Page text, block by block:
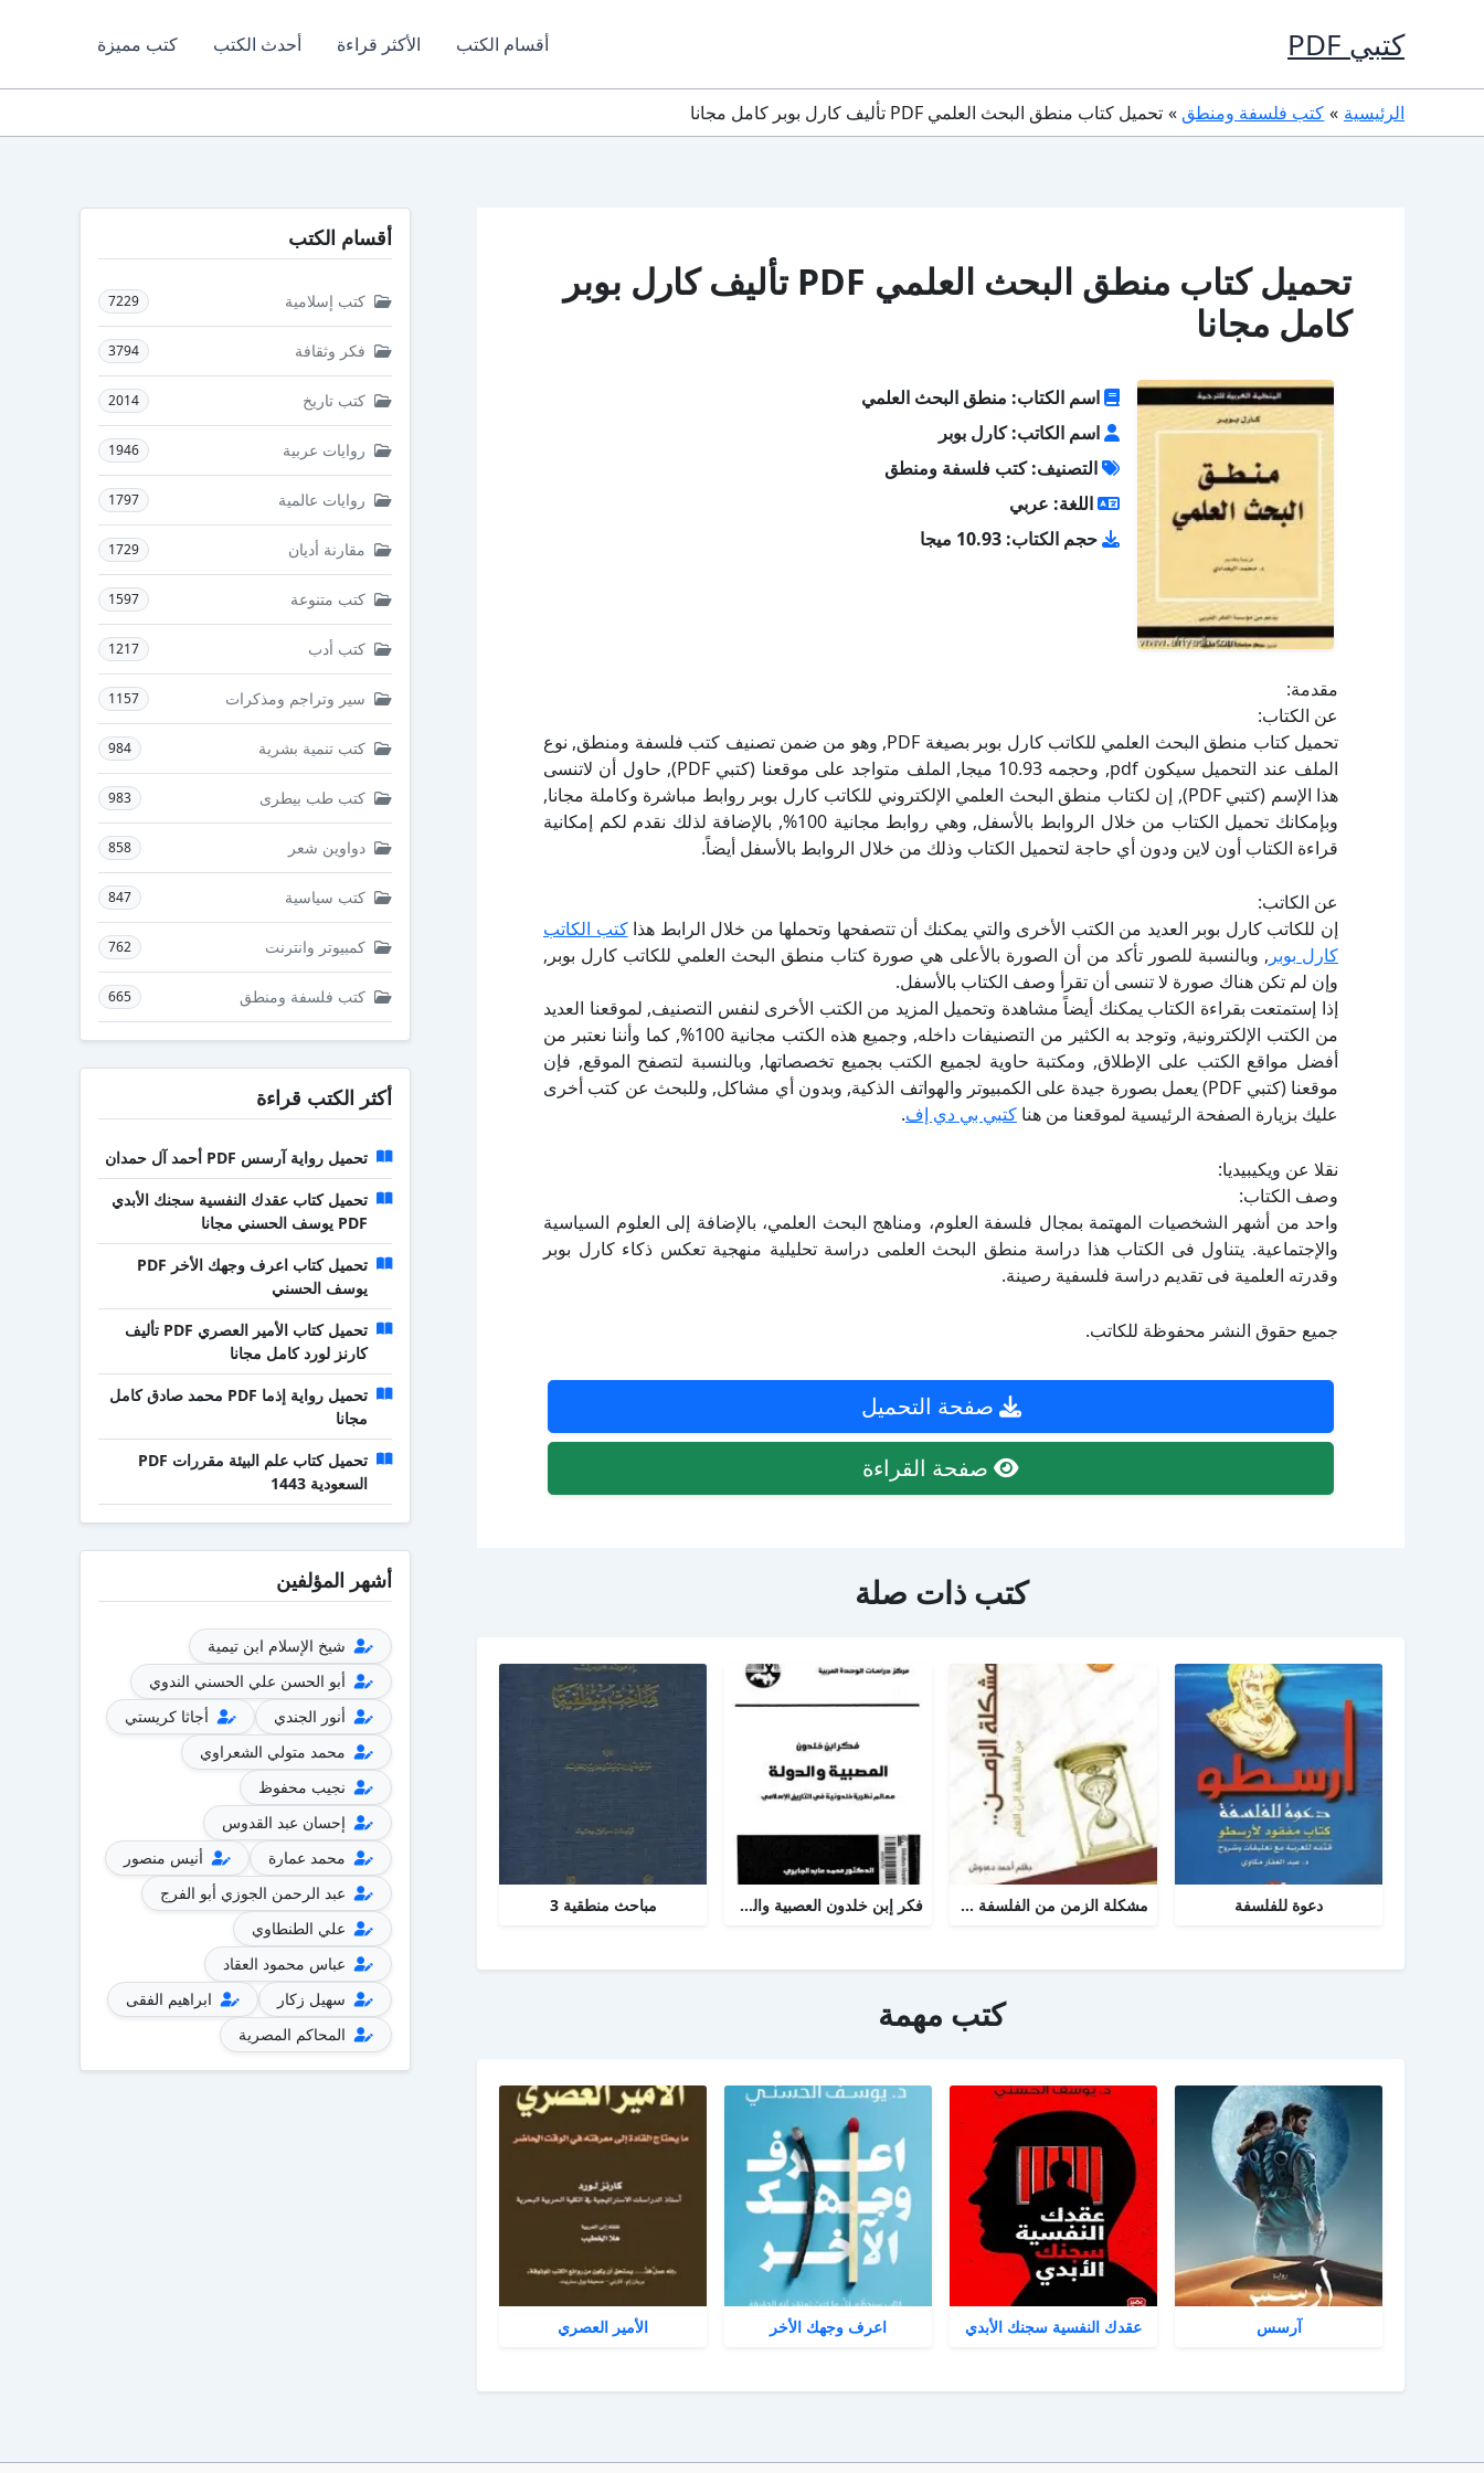
كتبي PDF أقسام الكتب الأكثر قراءة أحدث الكتب كتب مميزة
الرئيسية كتب فلسفة ومنطق تحميل كتاب منطق البحث العلمي PDF تأليف كارل بوبر كامل مجانا
تحميل كتاب منطق البحث العلمي PDF تأليف كارل بوبر
كامل مجانا
اسم الكتاب: منطق البحث العلمي
اسم الكاتب: كارل بوبر
التصنيف: كتب فلسفة ومنطق
اللغة: عربي
حجم الكتاب: 10.93 ميجا
مقدمة:
عن الكتاب:
تحميل كتاب منطق البحث العلمي للكاتب كارل بوبر بصيغة PDF, وهو من ضمن تصنيف كتب فلسفة ومنطق, نوع
الملف عند التحميل سيكون pdf, وحجمه 10.93 ميجا, الملف متواجد على موقعنا (كتبي PDF), حاول أن لاتنسى
هذا الإسم (كتبي PDF), إن لكتاب منطق البحث العلمي الإلكتروني للكاتب كارل بوبر روابط مباشرة وكاملة مجانا,
وبإمكانك تحميل الكتاب من خلال الروابط بالأسفل, وهي روابط مجانية 100%, بالإضافة لذلك نقدم لكم إمكانية
قراءة الكتاب أون لاين ودون أي حاجة لتحميل الكتاب وذلك من خلال الروابط بالأسفل أيضاً.
عن الكاتب:
إن للكاتب كارل بوبر العديد من الكتب الأخرى والتي يمكنك أن تتصفحها وتحملها من خلال الرابط هذاكتب الكاتب
كارل بوبر , وبالنسبة للصور تأكد من أن الصورة بالأعلى هي صورة كتاب منطق البحث العلمي للكاتب كارل بوبر,
وإن لم تكن هناك صورة لا تنسى أن تقرأ وصف الكتاب بالأسفل.
إذا إستمتعت بقراءة الكتاب يمكنك أيضاً مشاهدة وتحميل المزيد من الكتب الأخرى لنفس التصنيف, لموقعنا العديد
من الكتب الإلكترونية, وتوجد به الكثير من التصنيفات داخله, وجميع هذه الكتب مجانية 100%, كما وأننا نعتبر من
أفضل مواقع الكتب على الإطلاق, ومكتبة حاوية لجميع الكتب بجميع تخصصاتها, وبالنسبة لتصفح الموقع, فإن
موقعنا (كتبي PDF) يعمل بصورة جيدة على الكمبيوتر والهواتف الذكية, وبدون أي مشاكل, وللبحث عن كتب أخرى
عليك بزيارة الصفحة الرئيسية لموقعنا من هنا كتبي بي دي إف.
نقلا عن ويكيبيديا:
وصف الكتاب:
واحد من أشهر الشخصيات المهتمة بمجال فلسفة العلوم، ومناهج البحث العلمي، بالإضافة إلى العلوم السياسية
والإجتماعية. يتناول فى الكتاب هذا دراسة منطق البحث العلمى دراسة تحليلية منهجية تعكس ذكاء كارل بوبر
وقدرته العلمية فى تقديم دراسة فلسفية رصينة.
جميع حقوق النشر محفوظة للكاتب.
صفحة التحميل
صفحة القراءة
كتب ذات صلة
دعوة للفلسفة مشكلة الزمن من الفلسفة الى العلم فكر إبن خلدون العصبية والدولة مباحث منطقية 3
كتب مهمة
آرسس عقدك النفسية سجنك الأبدي اعرف وجهك الأخر الأمير العصري
أقسام الكتب
كتب إسلامية 7229
فكر وثقافة 3794
كتب تاريخ 2014
روايات عربية 1946
روايات عالمية 1797
مقارنة أديان 1729
كتب متنوعة 1597
كتب أدب 1217
سير وتراجم ومذكرات 1157
كتب تنمية بشرية 984
كتب طب بيطرى 983
دواوين شعر 858
كتب سياسية 847
كمبيوتر وانترنت 762
كتب فلسفة ومنطق 665
أكثر الكتب قراءة
تحميل رواية آرسس PDF أحمد آل حمدان
تحميل كتاب عقدك النفسية سجنك الأبدي
PDF يوسف الحسني مجانا
تحميل كتاب اعرف وجهك الأخر PDF
يوسف الحسني
تحميل كتاب الأمير العصري PDF تأليف
كارنز لورد كامل مجانا
تحميل رواية إذما PDF محمد صادق كامل
مجانا
تحميل كتاب علم البيئة مقررات PDF
السعودية 1443
أشهر المؤلفين
شيخ الإسلام ابن تيمية
أبو الحسن علي الحسني الندوي
أنور الجندي
أجاثا كريستي
محمد متولي الشعراوي
نجيب محفوظ
إحسان عبد القدوس
محمد عمارة
أنيس منصور
عبد الرحمن الجوزي أبو الفرج
علي الطنطاوي
عباس محمود العقاد
سهيل زكار
ابراهيم الفقى
المحاكم المصرية